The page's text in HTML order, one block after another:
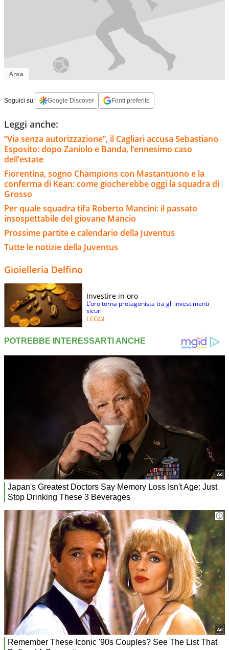
Ansa
Seguici su: Google Discover Fonti preferite
Leggi anche:
“Via senza autorizzazione”, il Cagliari accusa Sebastiano
Esposito: dopo Zaniolo e Banda, l’ennesimo caso
dell’estate
Fiorentina, sogno Champions con Mastantuono e la
conferma di Kean: come giocherebbe oggi la squadra di
Grosso
Per quale squadra tifa Roberto Mancini: il passato
insospettabile del giovane Mancio
Prossime partite e calendario della Juventus
Tutte le notizie della Juventus
Gioielleria Delfino
Investire in oro
L’oro torna protagonista tra gli investimenti
sicuri
LEGGI